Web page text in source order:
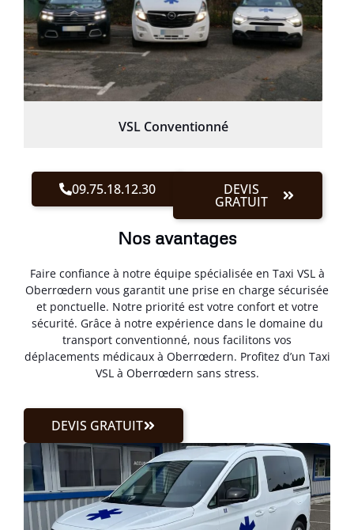
VSL Conventionné
09.75.18.12.30 DEVIS
GRATUIT
Nos avantages
Faire confiance à notre équipe spécialisée en Taxi VSL à
Oberrœdern vous garantit une prise en charge sécurisée
et ponctuelle. Notre priorité est votre confort et votre
sécurité. Grâce à notre expérience dans le domaine du
transport conventionné, nous facilitons vos
déplacements médicaux à Oberrœdern. Profitez d’un Taxi
VSL à Oberrœdern sans stress.
DEVIS GRATUIT